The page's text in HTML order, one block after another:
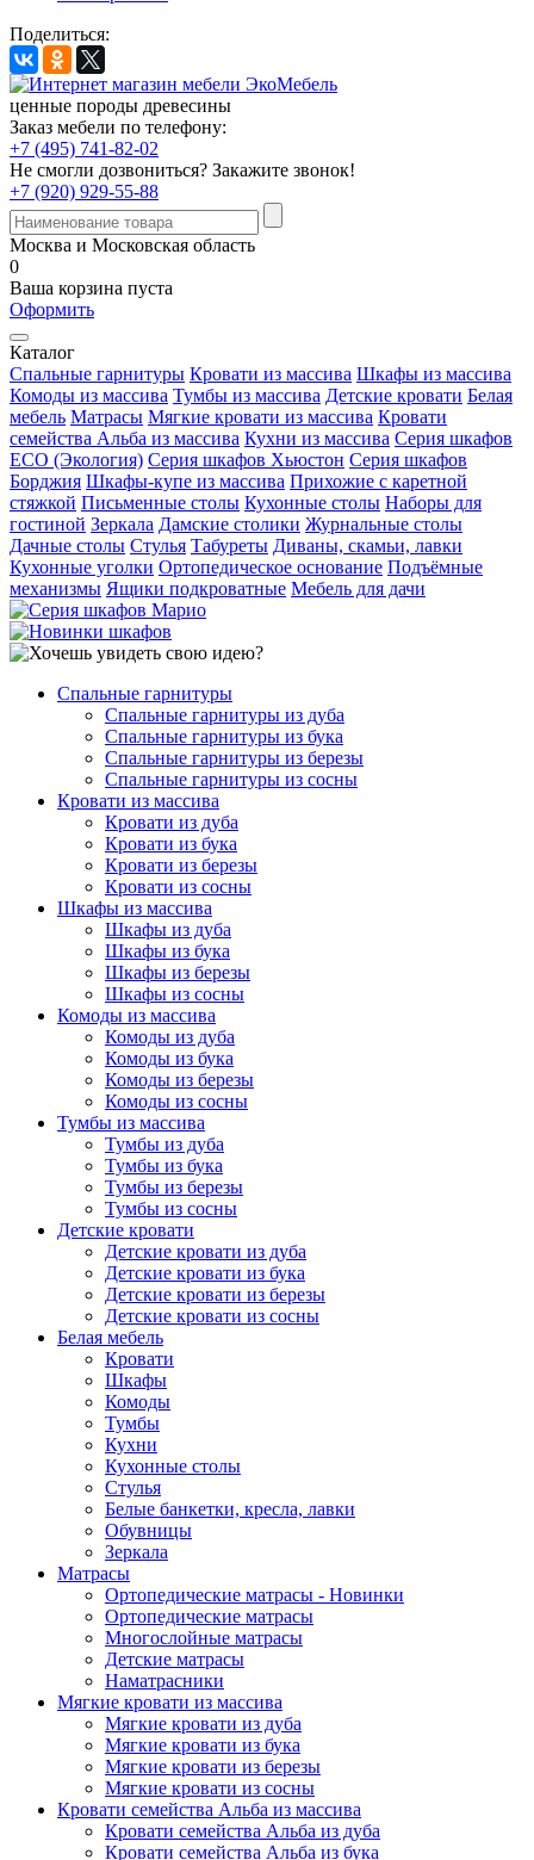
Поделиться:
ценные породы древесины
Заказ мебели по телефону:
+7 (495) 741-82-02
Не смогли дозвониться? Закажите звонок!
+7 (920) 929-55-88
Москва и Московская область
0
Ваша корзина пуста
Оформить
Каталог
Спальные гарнитуры Кровати из массива Шкафы из массива
Комоды из массива Тумбы из массива Детские кровати Белая
мебель Матрасы Мягкие кровати из массива Кровати
семейства Альба из массива Кухни из массива Серия шкафов
ECO (Экология) Серия шкафов Хьюстон Серия шкафов
Борджия Шкафы-купе из массива Прихожие с каретной
стяжкой Письменные столы Кухонные столы Наборы для
гостиной Зеркала Дамские столики Журнальные столы
Дачные столы Стулья Табуреты Диваны, скамьи, лавки
Кухонные уголки Ортопедическое основание Подъёмные
механизмы Ящики подкроватные Мебель для дачи
Спальные гарнитуры
Спальные гарнитуры из дуба
Спальные гарнитуры из бука
Спальные гарнитуры из березы
Спальные гарнитуры из сосны
Кровати из массива
Кровати из дуба
Кровати из бука
Кровати из березы
Кровати из сосны
Шкафы из массива
Шкафы из дуба
Шкафы из бука
Шкафы из березы
Шкафы из сосны
Комоды из массива
Комоды из дуба
Комоды из бука
Комоды из березы
Комоды из сосны
Тумбы из массива
Тумбы из дуба
Тумбы из бука
Тумбы из березы
Тумбы из сосны
Детские кровати
Детские кровати из дуба
Детские кровати из бука
Детские кровати из березы
Детские кровати из сосны
Белая мебель
Кровати
Шкафы
Комоды
Тумбы
Кухни
Кухонные столы
Стулья
Белые банкетки, кресла, лавки
Обувницы
Зеркала
Матрасы
Ортопедические матрасы - Новинки
Ортопедические матрасы
Многослойные матрасы
Детские матрасы
Наматрасники
Мягкие кровати из массива
Мягкие кровати из дуба
Мягкие кровати из бука
Мягкие кровати из березы
Мягкие кровати из сосны
Кровати семейства Альба из массива
Кровати семейства Альба из дуба
Кровати семейства Альба из бука